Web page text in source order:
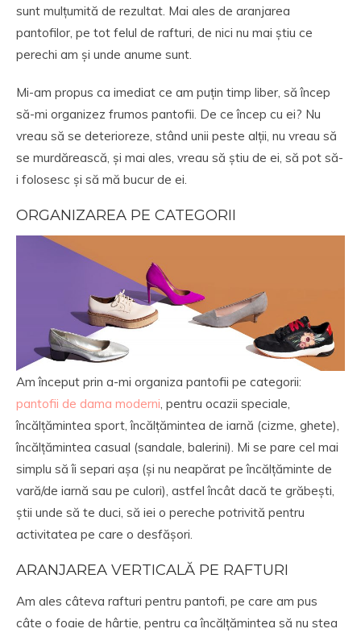
sunt mulțumită de rezultat. Mai ales de aranjarea
pantofilor, pe tot felul de rafturi, de nici nu mai știu ce
perechi am și unde anume sunt.
Mi-am propus ca imediat ce am puțin timp liber, să încep
să-mi organizez frumos pantofii. De ce încep cu ei? Nu
vreau să se deterioreze, stând unii peste alții, nu vreau să
se murdărească, și mai ales, vreau să știu de ei, să pot să-
i folosesc și să mă bucur de ei.
ORGANIZAREA PE CATEGORII
Am început prin a-mi organiza pantofii pe categorii:
pantofii de dama moderni, pentru ocazii speciale,
încălțămintea sport, încălțămintea de iarnă (cizme, ghete),
încălțămintea casual (sandale, balerini). Mi se pare cel mai
simplu să îi separi așa (și nu neapărat pe încălțăminte de
vară/de iarnă sau pe culori), astfel încât dacă te grăbești,
știi unde să te duci, să iei o pereche potrivită pentru
activitatea pe care o desfășori.
ARANJAREA VERTICALĂ PE RAFTURI
Am ales câteva rafturi pentru pantofi, pe care am pus
câte o foaie de hârtie, pentru ca încălțămintea să nu stea